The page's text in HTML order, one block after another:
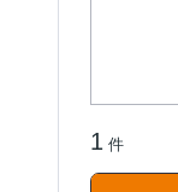
1 件